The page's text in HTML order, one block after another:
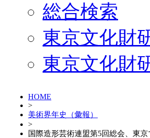
総合検索
東京文化財
東京文化財
HOME
>
美術界年史（彙報）
>
国際造形芸術連盟第5回総会、東京